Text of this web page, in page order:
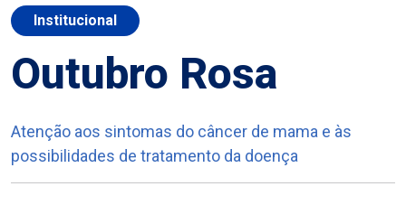
Institucional
Outubro Rosa
Atenção aos sintomas do câncer de mama e às
possibilidades de tratamento da doença